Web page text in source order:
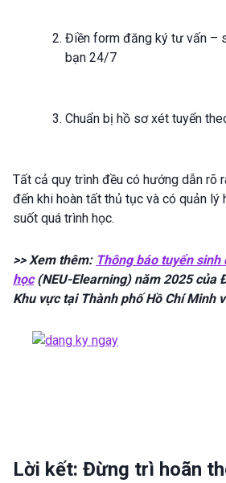
Điền form đăng ký tư vấn –
bạn 24/7
Chuẩn bị hồ sơ xét tuyển
Tất cả quy trình đều có hướng dẫn rõ
đến khi hoàn tất thủ tục và có quản lý
suốt quá trình học.
>> Xem thêm: Thông báo tuyển
học(NEU-Elearning) năm 2025 của
Khu vực tại Thành phố Hồ Chí Minh
Lời kết: Đừng trì hoãn